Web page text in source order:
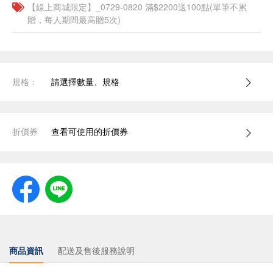
【線上商城限定】_0729-0820 滿$2200送100點(單筆不累
贈，每人期間最高贈5次)
規格： 請選擇數量、規格
折價券 查看可使用的折價券
商品資訊 配送及售後服務說明